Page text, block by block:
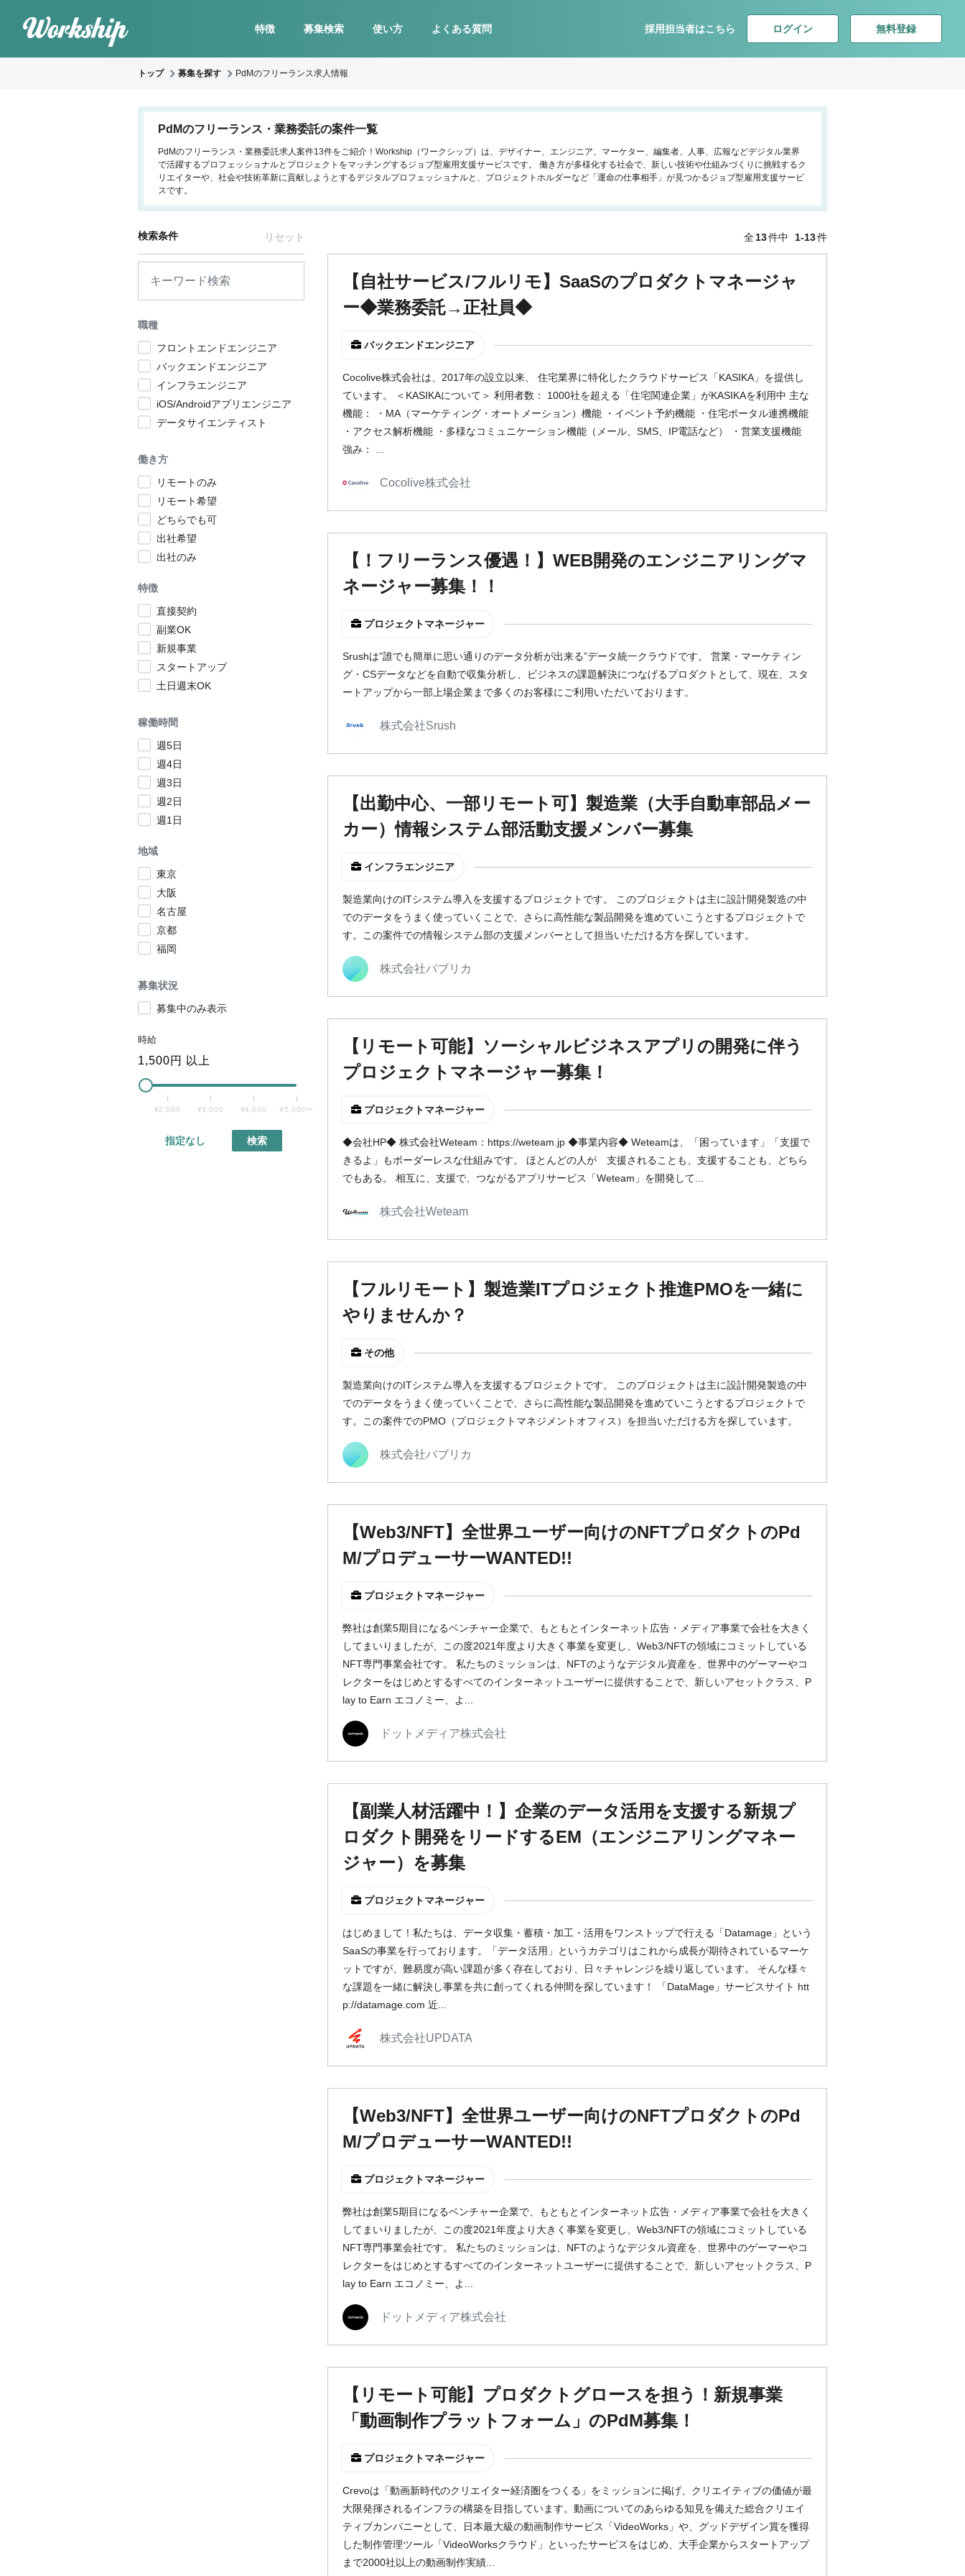
特徴 募集検索 使い方 よくある質問 採用担当者はこちら ログイン 無料登録
トップ 募集を探す PdMのフリーランス求人情報
PdMのフリーランス・業務委託の案件一覧
PdMのフリーランス・業務委託求人案件13件をご紹介！Workship（ワークシップ）は、デザイナー、エンジニア、マーケター、編集者、人事、広報などデジタル業界
で活躍するプロフェッショナルとプロジェクトをマッチングするジョブ型雇用支援サービスです。 働き方が多様化する社会で、新しい技術や仕組みづくりに挑戦するク
リエイターや、社会や技術革新に貢献しようとするデジタルプロフェッショナルと、プロジェクトホルダーなど「運命の仕事相手」が見つかるジョブ型雇用支援サービ
スです。
検索条件 リセット
職種
フロントエンドエンジニア
バックエンドエンジニア
インフラエンジニア
iOS/Androidアプリエンジニア
データサイエンティスト
働き方
リモートのみ
リモート希望
どちらでも可
出社希望
出社のみ
特徴
直接契約
副業OK
新規事業
スタートアップ
土日週末OK
稼働時間
週5日
週4日
週3日
週2日
週1日
地域
東京
大阪
名古屋
京都
福岡
募集状況
募集中のみ表示
時給
1,500円 以上
¥2,000 ¥3,000 ¥4,000 ¥5,000〜
指定なし 検索
全13件中 1-13件
【自社サービス/フルリモ】SaaSのプロダクトマネージャ
ー◆業務委託→正社員◆
バックエンドエンジニア
Cocolive株式会社は、2017年の設立以来、 住宅業界に特化したクラウドサービス「KASIKA」を提供し
ています。 ＜KASIKAについて＞ 利用者数： 1000社を超える「住宅関連企業」がKASIKAを利用中 主な
機能： ・MA（マーケティング・オートメーション）機能 ・イベント予約機能 ・住宅ポータル連携機能
・アクセス解析機能 ・多様なコミュニケーション機能（メール、SMS、IP電話など） ・営業支援機能
強み： ...
Cocolive株式会社
【！フリーランス優遇！】WEB開発のエンジニアリングマ
ネージャー募集！！
プロジェクトマネージャー
Srushは”誰でも簡単に思い通りのデータ分析が出来る”データ統一クラウドです。 営業・マーケティン
グ・CSデータなどを自動で収集分析し、ビジネスの課題解決につなげるプロダクトとして、現在、スタ
ートアップから一部上場企業まで多くのお客様にご利用いただいております。
株式会社Srush
【出勤中心、一部リモート可】製造業（大手自動車部品メー
カー）情報システム部活動支援メンバー募集
インフラエンジニア
製造業向けのITシステム導入を支援するプロジェクトです。 このプロジェクトは主に設計開発製造の中
でのデータをうまく使っていくことで、さらに高性能な製品開発を進めていこうとするプロジェクトで
す。この案件での情報システム部の支援メンバーとして担当いただける方を探しています。
株式会社パブリカ
【リモート可能】ソーシャルビジネスアプリの開発に伴う
プロジェクトマネージャー募集！
プロジェクトマネージャー
◆会社HP◆ 株式会社Weteam：https://weteam.jp ◆事業内容◆ Weteamは、「困っています」「支援で
きるよ」もボーダーレスな仕組みです。 ほとんどの人が 支援されることも、支援することも、どちら
でもある。 相互に、支援で、つながるアプリサービス「Weteam」を開発して...
株式会社Weteam
【フルリモート】製造業ITプロジェクト推進PMOを一緒に
やりませんか？
その他
製造業向けのITシステム導入を支援するプロジェクトです。 このプロジェクトは主に設計開発製造の中
でのデータをうまく使っていくことで、さらに高性能な製品開発を進めていこうとするプロジェクトで
す。この案件でのPMO（プロジェクトマネジメントオフィス）を担当いただける方を探しています。
株式会社パブリカ
【Web3/NFT】全世界ユーザー向けのNFTプロダクトのPd
M/プロデューサーWANTED!!
プロジェクトマネージャー
弊社は創業5期目になるベンチャー企業で、もともとインターネット広告・メディア事業で会社を大きく
してまいりましたが、この度2021年度より大きく事業を変更し、Web3/NFTの領域にコミットしている
NFT専門事業会社です。 私たちのミッションは、NFTのようなデジタル資産を、世界中のゲーマーやコ
レクターをはじめとするすべてのインターネットユーザーに提供することで、新しいアセットクラス、P
lay to Earn エコノミー、よ...
ドットメディア株式会社
【副業人材活躍中！】企業のデータ活用を支援する新規プ
ロダクト開発をリードするEM（エンジニアリングマネー
ジャー）を募集
プロジェクトマネージャー
はじめまして！私たちは、データ収集・蓄積・加工・活用をワンストップで行える「Datamage」という
SaaSの事業を行っております。「データ活用」というカテゴリはこれから成長が期待されているマーケ
ットですが、難易度が高い課題が多く存在しており、日々チャレンジを繰り返しています。 そんな様々
な課題を一緒に解決し事業を共に創ってくれる仲間を探しています！ 「DataMage」サービスサイト htt
p://datamage.com 近...
株式会社UPDATA
【Web3/NFT】全世界ユーザー向けのNFTプロダクトのPd
M/プロデューサーWANTED!!
プロジェクトマネージャー
弊社は創業5期目になるベンチャー企業で、もともとインターネット広告・メディア事業で会社を大きく
してまいりましたが、この度2021年度より大きく事業を変更し、Web3/NFTの領域にコミットしている
NFT専門事業会社です。 私たちのミッションは、NFTのようなデジタル資産を、世界中のゲーマーやコ
レクターをはじめとするすべてのインターネットユーザーに提供することで、新しいアセットクラス、P
lay to Earn エコノミー、よ...
ドットメディア株式会社
【リモート可能】プロダクトグロースを担う！新規事業
「動画制作プラットフォーム」のPdM募集！
プロジェクトマネージャー
Crevoは「動画新時代のクリエイター経済圏をつくる」をミッションに掲げ、クリエイティブの価値が最
大限発揮されるインフラの構築を目指しています。動画についてのあらゆる知見を備えた総合クリエイ
ティブカンパニーとして、日本最大級の動画制作サービス「VideoWorks」や、グッドデザイン賞を獲得
した制作管理ツール「VideoWorksクラウド」といったサービスをはじめ、大手企業からスタートアップ
まで2000社以上の動画制作実績...